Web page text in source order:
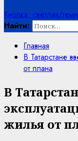
Кнопка: светлая/
Найти:
Главная
В Татарстане
от плана
В
жилья от